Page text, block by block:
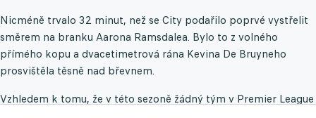
Nicméně trvalo 32 minut, než se City podařilo poprvé vystřelit
směrem na branku Aarona Ramsdalea. Bylo to z volného
přímého kopu a dvacetimetrová rána Kevina De Bruyneho
prosvištěla těsně nad břevnem.
Vzhledem k tomu, že v této sezoně žádný tým v Premier League